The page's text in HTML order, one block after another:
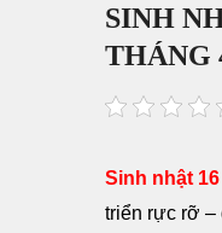
SINH
THÁNG
Sinh nhật
triển rực rỡ –